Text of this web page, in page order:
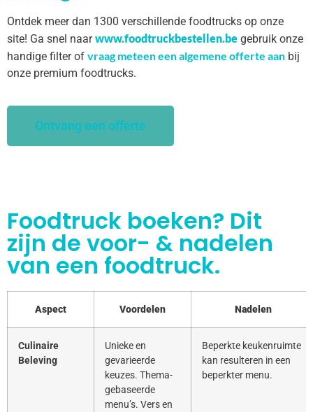
Ontdek meer dan 1300 verschillende foodtrucks op onze
site! Ga snel naarwww.foodtruckbestellen.be gebruik onze
handige filter of vraag meteen een algemene offerte aan bij
onze premium foodtrucks.
Ontvang een offerte
Foodtruck boeken? Dit
zijn de voor- & nadelen
van een foodtruck.
Aspect Voordelen Nadelen
Culinaire
Beleving
Unieke en
gevarieerde
keuzes. Thema-
gebaseerde
menu’s. Vers en
Beperkte keukenruimte
kan resulteren in een
beperkter menu.